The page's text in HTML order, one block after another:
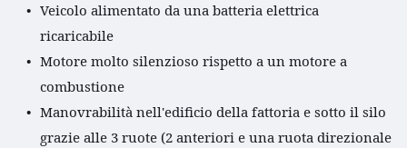
Veicolo alimentato da una batteria elettrica
ricaricabile
Motore molto silenzioso rispetto a un motore a
combustione
Manovrabilità nell'edificio della fattoria e sotto il silo
grazie alle 3 ruote (2 anteriori e una ruota direzionale